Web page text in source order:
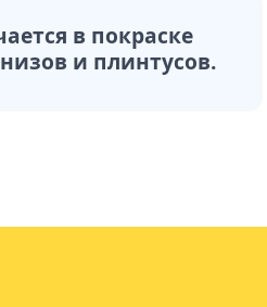
в покраске
и плинтусов.